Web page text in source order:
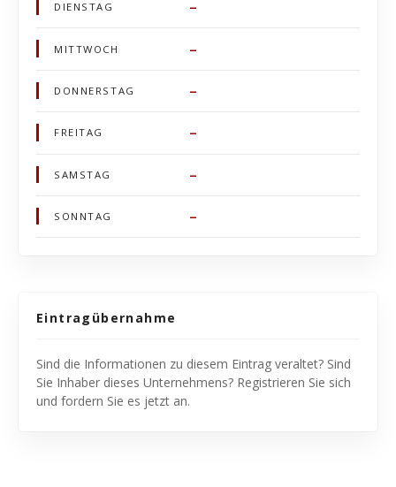
DIENSTAG –
MITTWOCH –
DONNERSTAG –
FREITAG –
SAMSTAG –
SONNTAG –
Eintragübernahme
Sind die Informationen zu diesem Eintrag veraltet? Sind
Sie Inhaber dieses Unternehmens? Registrieren Sie sich
und fordern Sie es jetzt an.